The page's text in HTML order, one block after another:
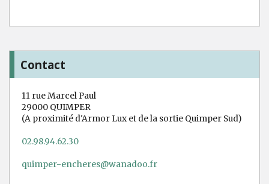
Contact
11 rue Marcel Paul
29000 QUIMPER
(A proximité d'Armor Lux et de la sortie Quimper Sud)
02.98.94.62.30
quimper-encheres@wanadoo.fr